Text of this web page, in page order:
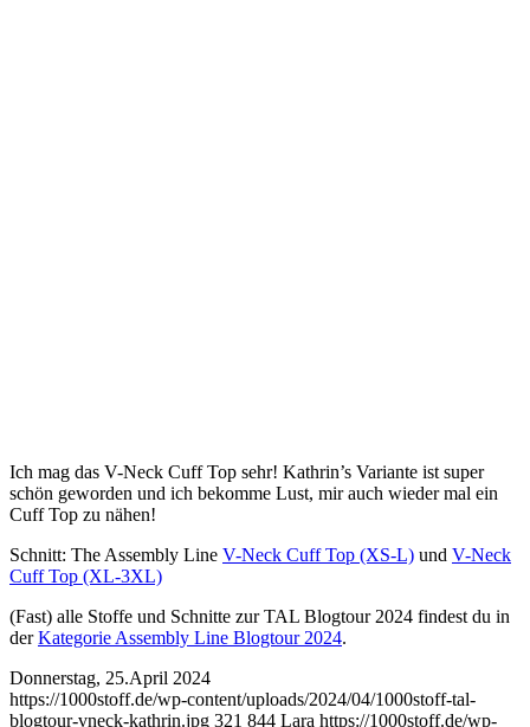
Ich mag das V-Neck Cuff Top sehr! Kathrin’s Variante ist super
schön geworden und ich bekomme Lust, mir auch wieder mal ein
Cuff Top zu nähen!
Schnitt: The Assembly Line V-Neck Cuff Top (XS-L) und V-Neck
Cuff Top (XL-3XL)
(Fast) alle Stoffe und Schnitte zur TAL Blogtour 2024 findest du in
derKategorie Assembly Line Blogtour 2024.
Donnerstag, 25.April 2024
https://1000stoff.de/wp-content/uploads/2024/04/1000stoff-tal-
blogtour-vneck-kathrin.jpg 321 844 Lara https://1000stoff.de/wp-